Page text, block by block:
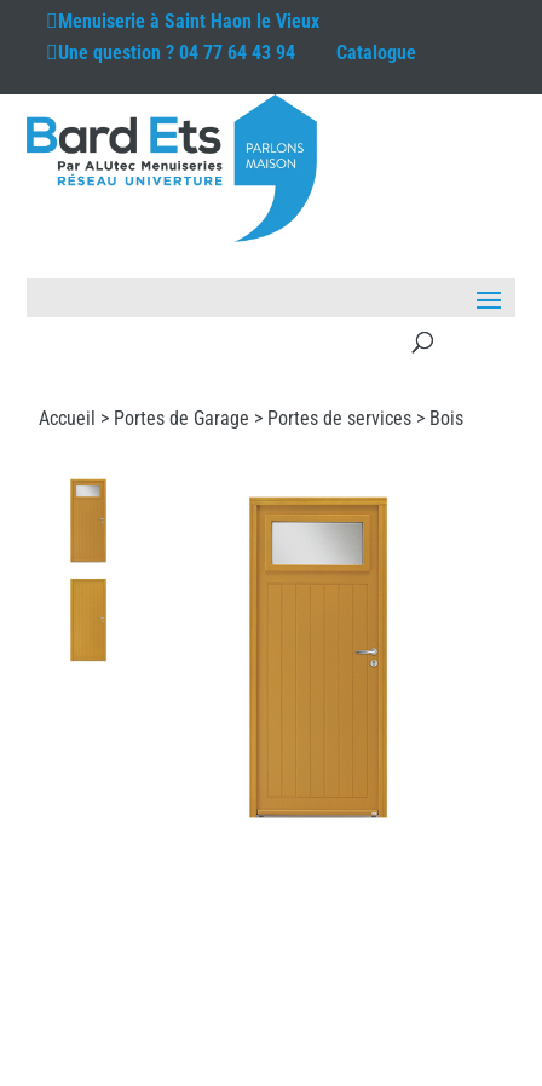
Menuiserie àSaint Haon le Vieux
Une question ?04 77 64 43 94 Catalogue
Accueil > Portes de Garage > Portes de services > Bois